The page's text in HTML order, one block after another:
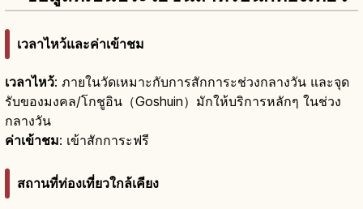
เวลาไหว้และค่าเข้าชม
เวลาไหว้: ภายในวัดเหมาะกับการสักการะช่วงกลางวัน และจุด
รับของมงคล/โกชูอิน（Goshuin）มักให้บริการหลักๆ ในช่วง
กลางวัน
ค่าเข้าชม: เข้าสักการะฟรี
สถานที่ท่องเที่ยวใกล้เคียง